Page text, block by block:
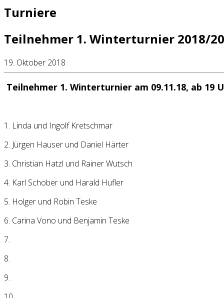
Turniere
Teilnehmer 1. Winterturnier 2018/
19. Oktober 2018
Teilnehmer 1. Winterturnier am 09.11.18, ab 19
1. Linda und Ingolf Kretschmar
2. Jürgen Hauser und Daniel Härter
3. Christian Hatzl und Rainer Wutsch
4. Karl Schober und Harald Hufler
5. Holger und Robin Teske
6. Carina Vono und Benjamin Teske
7.
8.
9.